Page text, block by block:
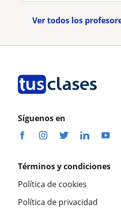
Ver todos los
Síguenos en
Términos y condiciones
Política de cookies
Política de privacidad